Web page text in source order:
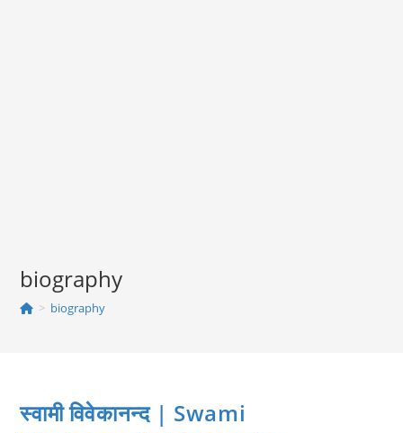
biography
> biography
स्वामी विवेकानन्द | Swami